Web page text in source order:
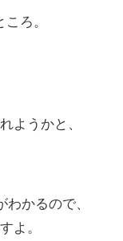
ろ。
ようかと、
かるので、
よ。